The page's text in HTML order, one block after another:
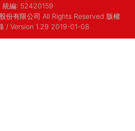
統編: 52420159
份有限公司 All Rights Reserved 版權
/ Version 1.29 2019-01-08